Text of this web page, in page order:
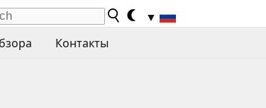
▼
Контакты